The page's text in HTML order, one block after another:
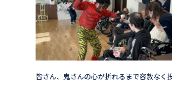
皆さん、鬼さんの心が折れるまで容赦なく